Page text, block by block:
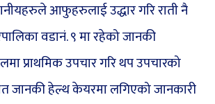
आफुहरुलाई उद्धार गरि राती नै
वडानं. ९ मा रहेको जानकी
प्राथमिक उपचार गरि थप उपचारको
जानकी हेल्थ केयरमा लगिएको जानकारी